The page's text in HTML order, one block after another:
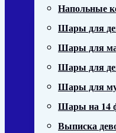
Напольные
Шары для
Шары для
Шары для
Шары для
Шары на 14
Выписка